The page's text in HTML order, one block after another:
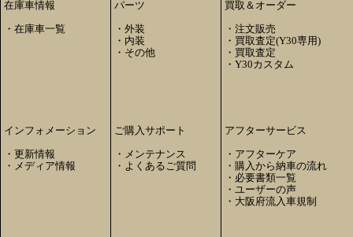
在庫車情報
・在庫車一覧
パーツ
・外装
・ 内装
・ その他
買取＆オーダー
・注文販売
・ 買取査定(Y30専用)
・ 買取査定
・Y30カスタム
インフォメーション
・更新情報
・ メディア情報
ご購入サポート
・ メンテナンス
・ よくあるご質問
アフターサービス
・ アフターケア
・購入から納車の流れ
・ 必要書類一覧
・ユーザーの声
・ 大阪府流入車規制